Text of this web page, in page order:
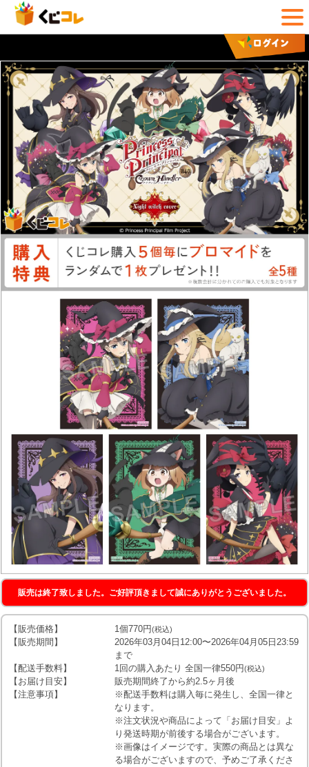
販売は終了致しました。ご好評頂きまして誠にありがとうございました。
【販売価格】 1個770円(税込)
【販売期間】
2026年03月04日12:00〜2026年04月05日23:59
まで
【配送手数料】
1回の購入あたり 全国一律550円(税込)
【お届け目安】
販売期間終了から約2.5ヶ月後
【注意事項】
※配送手数料は購入毎に発生し、全国一律と
なります。
※注文状況や商品によって「お届け目安」よ
り発送時期が前後する場合がございます。
※画像はイメージです。実際の商品とは異な
る場合がございますので、予めご了承くださ